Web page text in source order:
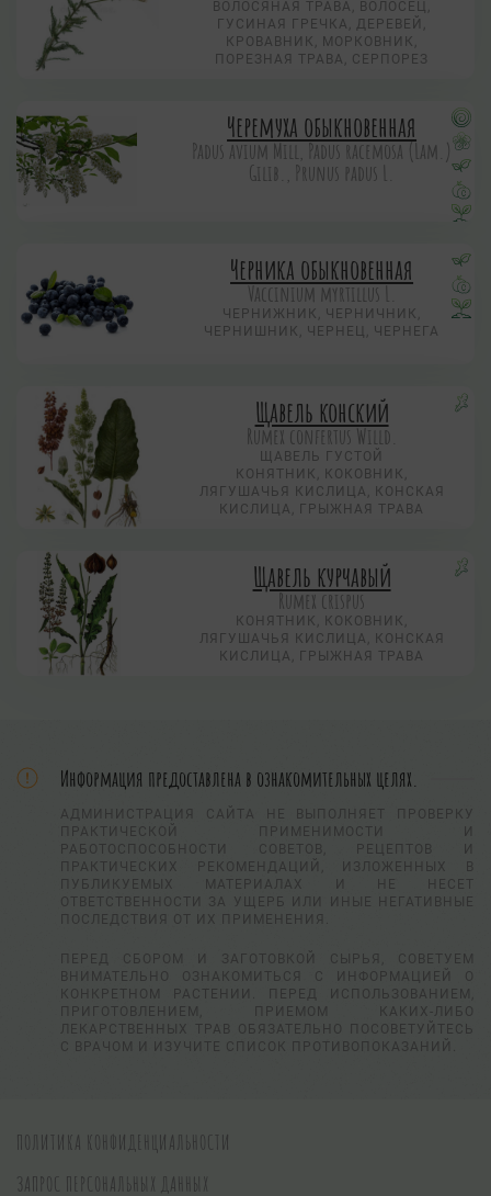
ВОЛОСЯНАЯ ТРАВА, ВОЛОСЕЦ,
ГУСИНАЯ ГРЕЧКА, ДЕРЕВЕЙ,
КРОВАВНИК, МОРКОВНИК,
ПОРЕЗНАЯ ТРАВА, СЕРПОРЕЗ
Черемуха обыкновенная
Padus avium Mill, Padus racemosa (Lam.)
Gilib., Prunus padus L.
Черника обыкновенная
Vaccinium myrtillus L.
ЧЕРНИЖНИК, ЧЕРНИЧНИК,
ЧЕРНИШНИК, ЧЕРНЕЦ, ЧЕРНЕГА
Щавель конский
Rumex confertus Willd.
ЩАВЕЛЬ ГУСТОЙ
КОНЯТНИК, КОКОВНИК,
ЛЯГУШАЧЬЯ КИСЛИЦА, КОНСКАЯ
КИСЛИЦА, ГРЫЖНАЯ ТРАВА
Щавель курчавый
Rumex crispus
КОНЯТНИК, КОКОВНИК,
ЛЯГУШАЧЬЯ КИСЛИЦА, КОНСКАЯ
КИСЛИЦА, ГРЫЖНАЯ ТРАВА
Информация предоставлена в ознакомительных целях.
АДМИНИСТРАЦИЯ САЙТА НЕ ВЫПОЛНЯЕТ ПРОВЕРКУ
ПРАКТИЧЕСКОЙ ПРИМЕНИМОСТИ И
РАБОТОСПОСОБНОСТИ СОВЕТОВ, РЕЦЕПТОВ И
ПРАКТИЧЕСКИХ РЕКОМЕНДАЦИЙ, ИЗЛОЖЕННЫХ В
ПУБЛИКУЕМЫХ МАТЕРИАЛАХ И НЕ НЕСЕТ
ОТВЕТСТВЕННОСТИ ЗА УЩЕРБ ИЛИ ИНЫЕ НЕГАТИВНЫЕ
ПОСЛЕДСТВИЯ ОТ ИХ ПРИМЕНЕНИЯ.
ПЕРЕД СБОРОМ И ЗАГОТОВКОЙ СЫРЬЯ, СОВЕТУЕМ
ВНИМАТЕЛЬНО ОЗНАКОМИТЬСЯ С ИНФОРМАЦИЕЙ О
КОНКРЕТНОМ РАСТЕНИИ. ПЕРЕД ИСПОЛЬЗОВАНИЕМ,
ПРИГОТОВЛЕНИЕМ, ПРИЕМОМ КАКИХ-ЛИБО
ЛЕКАРСТВЕННЫХ ТРАВ ОБЯЗАТЕЛЬНО ПОСОВЕТУЙТЕСЬ
С ВРАЧОМ И ИЗУЧИТЕ СПИСОК ПРОТИВОПОКАЗАНИЙ.
ПОЛИТИКА КОНФИДЕНЦИАЛЬНОСТИ
ЗАПРОС ПЕРСОНАЛЬНЫХ ДАННЫХ